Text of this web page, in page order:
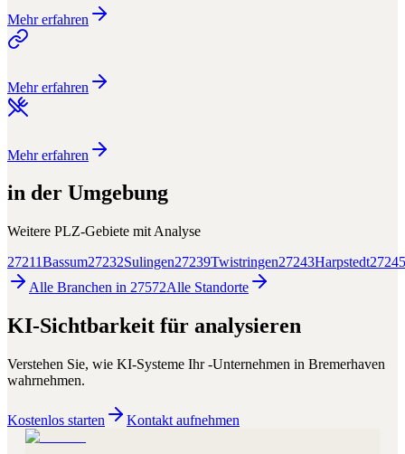
Mehr erfahren
Mehr erfahren
Mehr erfahren
in der Umgebung
Weitere PLZ-Gebiete mit Analyse
27211Bassum27232Sulingen27239Twistringen27243Harpstedt27245
Alle Branchen in 27572Alle Standorte
KI-Sichtbarkeit für analysieren
Verstehen Sie, wie KI-Systeme Ihr-Unternehmen in Bremerhaven
wahrnehmen.
Kostenlos starten Kontakt aufnehmen